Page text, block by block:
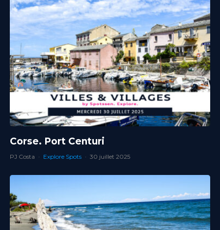
Corse. Port Centuri
PJ Costa · Explore Spots · 30 juillet 2025